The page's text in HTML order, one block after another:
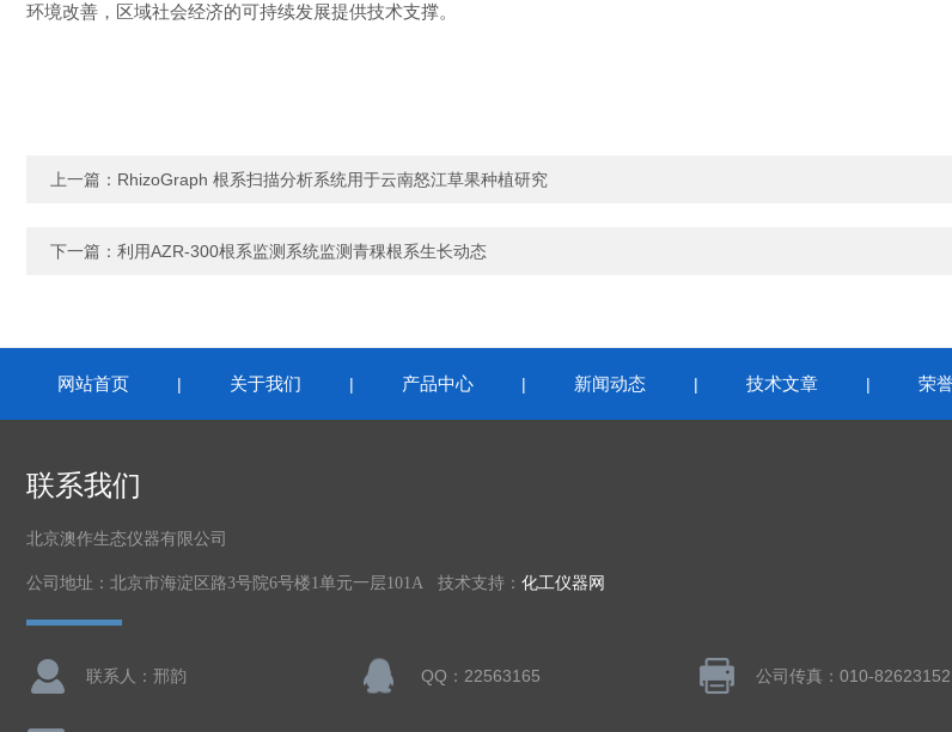
环境改善，区域社会经济的可持续发展提供技术支撑。
上一篇： RhizoGraph 根系扫描分析系统用于云南怒江草果种植研究
下一篇： 利用AZR-300根系监测系统监测青稞根系生长动态
网站首页 | 关于我们 | 产品中心 | 新闻动态 | 技术文章 | 荣
联系我们
北京澳作生态仪器有限公司
公司地址：北京市海淀区路3号院6号楼1单元一层101A 技术支持： 化工仪器网
联系人：邢韵 QQ：22563165 公司传真：010-82623152